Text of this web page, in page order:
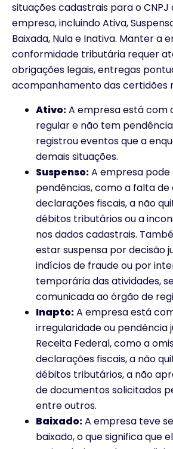
situações cadastrais para o CNPJ
empresa, incluindo Ativa,
Baixada, Nula e Inativa. Manter a
conformidade tributária requer
obrigações legais, entregas
acompanhamento das certidões
Ativo:A empresa está com
regular e não tem
registrou eventos que a
demais situações.
Suspenso:A empresa
pendências, como a falta
declarações fiscais, a não
débitos tributários ou a
nos dados cadastrais.
estar suspensa por decisão
indícios de fraude ou por
temporária das atividades,
comunicada ao órgão de
Inapto:A empresa está
irregularidade ou pendência
Receita Federal, como a
declarações fiscais, a não
débitos tributários, a não
de documentos solicitados
entre outros.
Baixado:A empresa teve
baixado, o que significa que